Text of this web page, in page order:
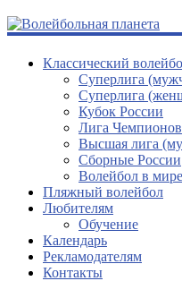
Классический
Суперлига
Суперлига
Кубок России
Лига
Высшая лига
Сборные России
Волейбол в мире
Пляжный волейбол
Любителям
Обучение
Календарь
Рекламодателям
Контакты